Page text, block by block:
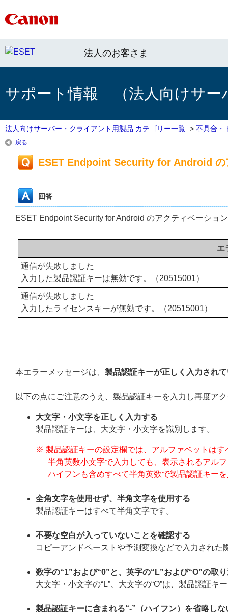
法人のお客さま
サポート情報 （法人向けサー
法人向けサーバー・クライアント用製品 カテゴリー一覧 > 不具合・
戻る
ESET Endpoint Security for Android の
回答
ESET Endpoint Security for Android のアクティベーショ
エ
通信が失敗しました
入力した製品認証キーは無効です。（20515001）
通信が失敗しました
入力したライセンスキーが無効です。（20515001）
本エラーメッセージは、 製品認証キーが正しく入力され
以下の点にご注意のうえ、製品認証キーを入力し再度ア
大文字・小文字を正しく入力する
製品認証キーは、大文字・小文字を識別します。
※ 製品認証キーの設定欄では、アルファベットは
半角英数小文字で入力しても、表示されるアル
ハイフンも含めすべて半角英数で製品認証キー
全角文字を使用せず、半角文字を使用する
製品認証キーはすべて半角文字です。
不要な空白が入っていないことを確認する
コピーアンドペーストや予測変換などで入力され
数字の“1”および“0”と、英字の“L”および“O”の取
大文字・小文字の“L”、大文字の“O”は、製品認証キ
製品認証キーに含まれる“-”（ハイフン）を省略しな